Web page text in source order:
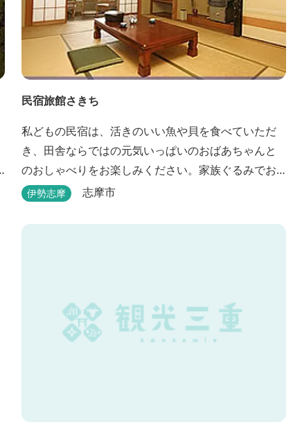
民宿旅館さきち
私どもの民宿は、活きのいい魚や貝を食べていただ
き、田舎ならではの元気いっぱいのおばあちゃんと
のおしゃべりをお楽しみください。家族ぐるみでお
世話させていただきます！
伊勢志摩 志摩市